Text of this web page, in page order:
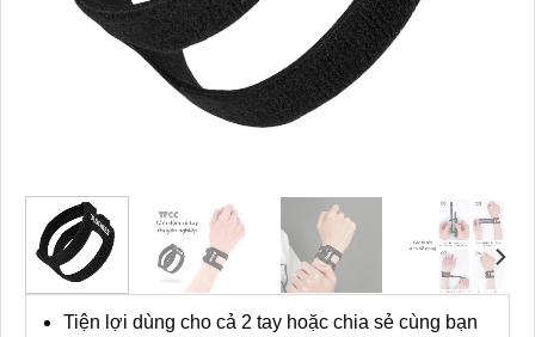
Tiện lợi dùng cho cả 2 tay hoặc chia sẻ cùng bạn